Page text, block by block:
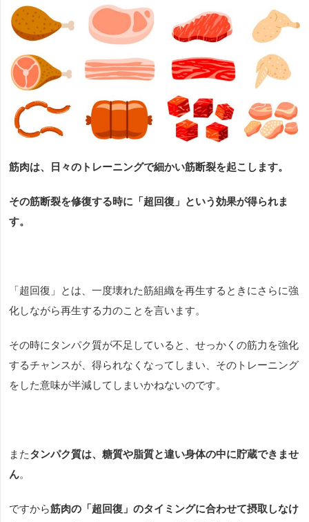
筋肉は、日々のトレーニングで細かい筋断裂を起こします。
その筋断裂を修復する時に「超回復」という効果が得られま
す。
「超回復」とは、一度壊れた筋組織を再生するときにさらに強
化しながら再生する力のことを言います。
その時にタンパク質が不足していると、せっかくの筋力を強化
するチャンスが、得られなくなってしまい、そのトレーニング
をした意味が半減してしまいかねないのです。
またタンパク質は、糖質や脂質と違い身体の中に貯蔵できませ
ん。
ですから筋肉の「超回復」のタイミングに合わせて摂取しなけ